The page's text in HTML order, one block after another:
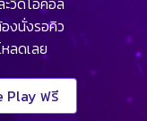
งนั่งรอคิว
ลดเลย
Play ฟรี